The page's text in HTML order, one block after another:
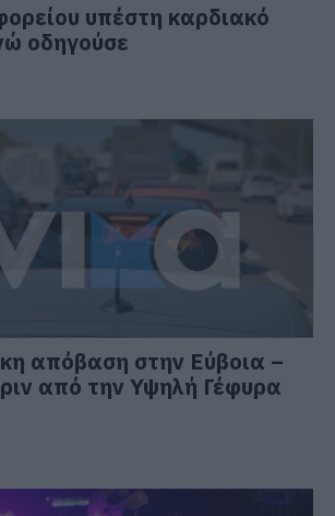
υπέστη καρδιακό
οδηγούσε
απόβαση στην Εύβοια –
από την Υψηλή Γέφυρα